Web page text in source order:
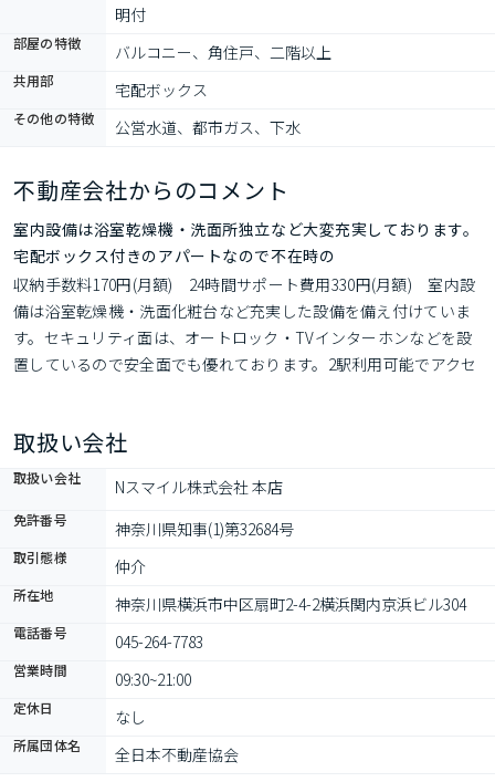
明付
部屋の特徴 バルコニー、角住戸、二階以上
共用部 宅配ボックス
その他の特徴 公営水道、都市ガス、下水
不動産会社からのコメント
室内設備は浴室乾燥機・洗面所独立など大変充実しております。
宅配ボックス付きのアパートなので不在時の
収納手数料170円(月額)　24時間サポート費用330円(月額)　室内設
備は浴室乾燥機・洗面化粧台など充実した設備を備え付けていま
す。セキュリティ面は、オートロック・TVインターホンなどを設
置しているので安全面でも優れております。2駅利用可能でアクセ
も045-264-7783からご連絡ください。
取扱い会社
取扱い会社 Nスマイル株式会社 本店
免許番号 神奈川県知事(1)第32684号
取引態様 仲介
所在地 神奈川県横浜市中区扇町2-4-2横浜関内京浜ビル304
電話番号 045-264-7783
営業時間 09:30~21:00
定休日 なし
所属団体名 全日本不動産協会